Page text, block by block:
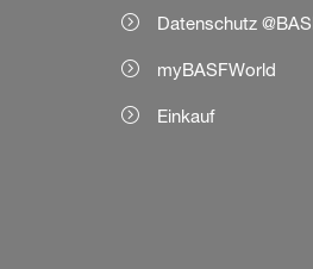
Datenschutz
myBASFWorld
Einkauf